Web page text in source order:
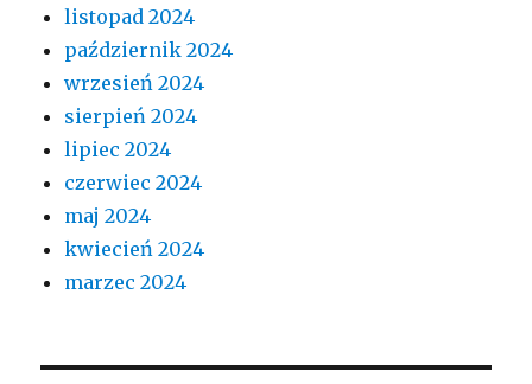
listopad 2024
październik 2024
wrzesień 2024
sierpień 2024
lipiec 2024
czerwiec 2024
maj 2024
kwiecień 2024
marzec 2024